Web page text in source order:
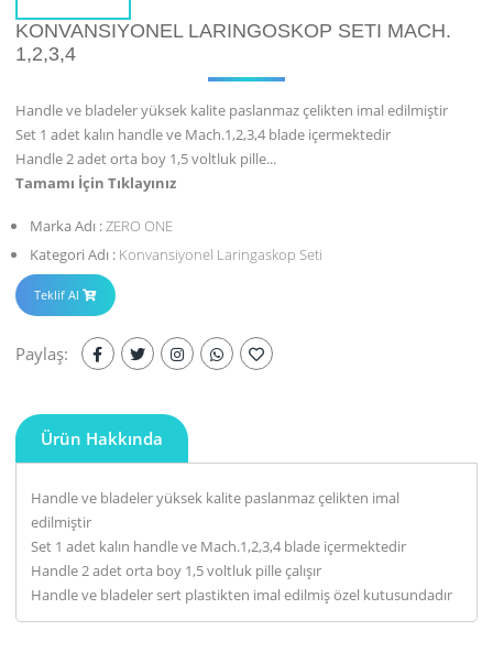
KONVANSIYONEL LARINGOSKOP SETI MACH.
1,2,3,4
Handle ve bladeler yüksek kalite paslanmaz çelikten imal edilmiştir
Set 1 adet kalın handle ve Mach.1,2,3,4 blade içermektedir
Handle 2 adet orta boy 1,5 voltluk pille...
Tamamı İçin Tıklayınız
Marka Adı :ZERO ONE
Kategori Adı : Konvansiyonel Laringaskop Seti
Teklif Al
Paylaş:
Ürün Hakkında
Handle ve bladeler yüksek kalite paslanmaz çelikten imal
edilmiştir
Set 1 adet kalın handle ve Mach.1,2,3,4 blade içermektedir
Handle 2 adet orta boy 1,5 voltluk pille çalışır
Handle ve bladeler sert plastikten imal edilmiş özel kutusundadır